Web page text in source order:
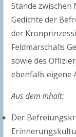
Stände
Gedichte der
der
Feldmarschalls
sowie des
ebenfalls eigene
Aus dem Inhalt:
Der